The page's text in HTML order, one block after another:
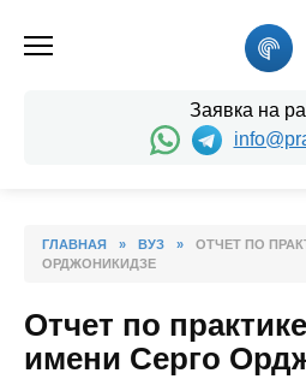
Заявка на
ГЛАВНАЯ » ВУЗ »
ОТЧЕТ ПО
ОРДЖОНИКИДЗЕ
Отчет по
имени Серго